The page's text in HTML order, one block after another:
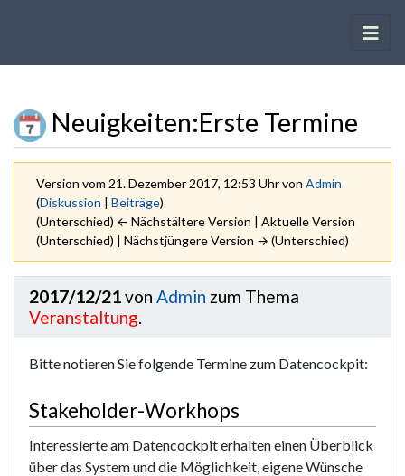
Neuigkeiten:Erste Termine
Version vom 21. Dezember 2017, 12:53 Uhr von Admin
(Diskussion | Beiträge)
(Unterschied) ← Nächstältere Version | Aktuelle Version
(Unterschied) | Nächstjüngere Version → (Unterschied)
2017/12/21 von Admin zum Thema
Veranstaltung
Bitte notieren Sie folgende Termine zum Datencockpit:
Stakeholder-Workhops
Interessierte am Datencockpit erhalten einen Überblick
über das System und die Möglichkeit, eigene Wünsche